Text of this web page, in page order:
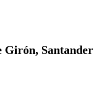
Santander